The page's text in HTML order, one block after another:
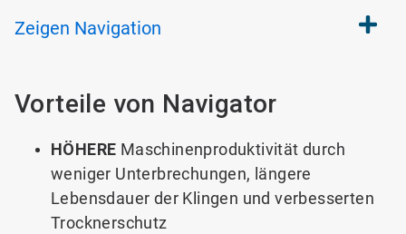
Zeigen Navigation
Vorteile von Navigator
HÖHERE Maschinenproduktivität durch
weniger Unterbrechungen, längere
Lebensdauer der Klingen und verbesserten
Trocknerschutz